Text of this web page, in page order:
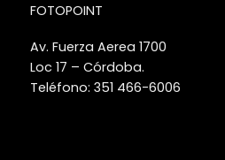
FOTOPOINT
Av. Fuerza Aerea 1700
Loc 17 – Córdoba.
Teléfono: 351 466-6006